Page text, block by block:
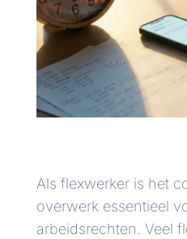
Als flexwerker is het
overwerk essentieel
arbeidsrechten. Veel